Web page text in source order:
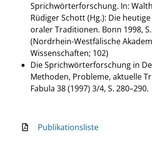
Sprichwörterforschung. In:
Rüdiger Schott (Hg.): Die
oraler Traditionen. Bonn 1998,
(Nordrhein-Westfälische
Wissenschaften; 102)
Die Sprichwörterforschung in
Methoden, Probleme, aktuelle
Fabula 38 (1997) 3/4, S. 280–290.
Publikationsliste